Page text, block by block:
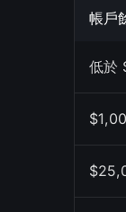
帳戶
低於